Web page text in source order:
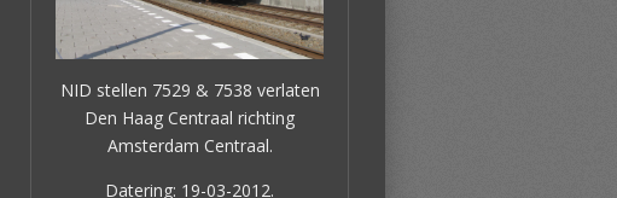
NID stellen 7529 & 7538 verlaten
Den Haag Centraal richting
Amsterdam Centraal.
Datering: 19-03-2012.